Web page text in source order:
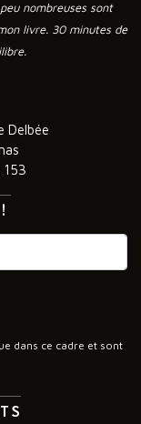
nombreuses sont
livre. 30 minutes de
Delbée
153
dans ce cadre et sont